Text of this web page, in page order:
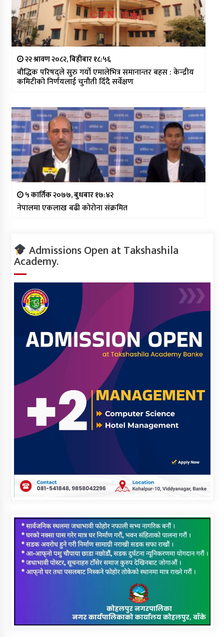
२२ श्रावण २०८२, बिहीबार १८:५६
बौद्धिक परिषद्ले सुरु गर्यो एमालेभित्र समानान्तर बहस : केन्द्रीय
कमिटीको निर्णयलाई चुनौती दिँदै सर्वेक्षण
५ कार्तिक २०७७, बुधबार १७:४२
नेपालमा एकलाख बढी कोरोना संक्रमित
Admissions Open at Takshashila
Academy.